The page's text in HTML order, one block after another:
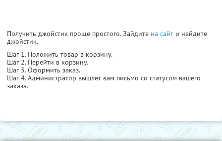
Получить джойстик проще простого. Зайдите на сайт и найдите
джойстик.
Шаг 1. Положить товар в корзину.
Шаг 2. Перейти в корзину.
Шаг 3. Оформить заказ.
Шаг 4. Администратор вышлет вам письмо со статусом вашего
заказа.